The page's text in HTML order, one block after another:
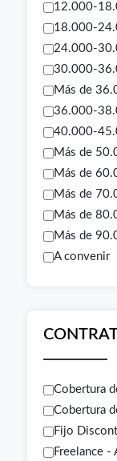
12.000-
18.000-
24.000-
30.000-
Más de
36.000-
40.000-
Más de
Más de
Más de
Más de
Más de
A convenir
Cobertura
Cobertura
Fijo
Freelance -